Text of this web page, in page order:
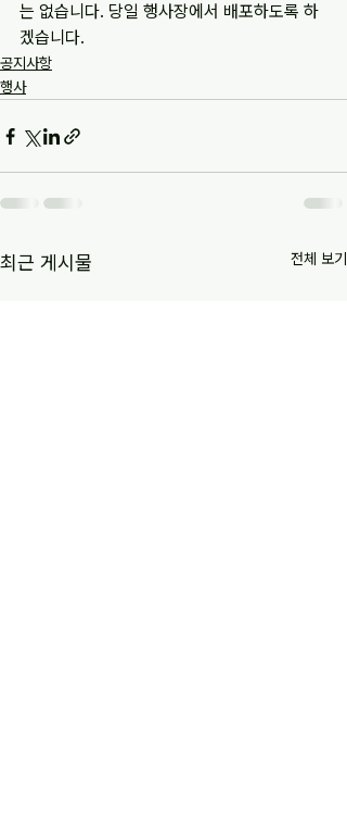
는 없습니다. 당일 행사장에서 배포하도록 하
겠습니다.
공지사항
행사
최근 게시물 전체 보기